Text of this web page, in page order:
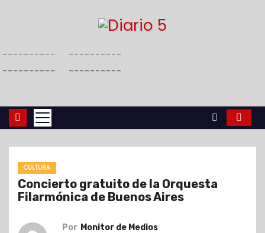
t
a
a
----------
----------
----------
----------
CULTURA
Concierto gratuito de la Orquesta
Filarmónica de Buenos Aires
Por Monitor de Medios